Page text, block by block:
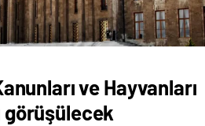
ve Hayvanları
görüşülecek